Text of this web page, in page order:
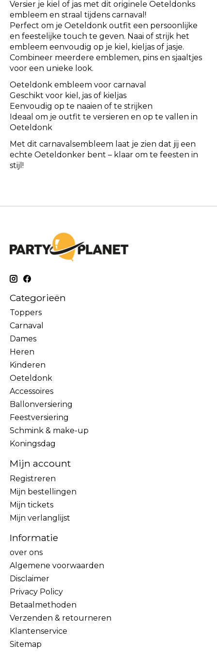
Versier je kiel of jas met dit originele Oeteldonks
embleem en straal tijdens carnaval!
Perfect om je Oeteldonk outfit een persoonlijke
en feestelijke touch te geven. Naai of strijk het
embleem eenvoudig op je kiel, kieljas of jasje.
Combineer meerdere emblemen, pins en sjaaltjes
voor een unieke look.
Oeteldonk embleem voor carnaval
Geschikt voor kiel, jas of kieljas
Eenvoudig op te naaien of te strijken
Ideaal om je outfit te versieren en op te vallen in
Oeteldonk
Met dit carnavalsembleem laat je zien dat jij een
echte Oeteldonker bent – klaar om te feesten in
stijl!
Categorieën
Toppers
Carnaval
Dames
Heren
Kinderen
Oeteldonk
Accessoires
Ballonversiering
Feestversiering
Schmink & make-up
Koningsdag
Mijn account
Registreren
Mijn bestellingen
Mijn tickets
Mijn verlanglijst
Informatie
over ons
Algemene voorwaarden
Disclaimer
Privacy Policy
Betaalmethoden
Verzenden & retourneren
Klantenservice
Sitemap